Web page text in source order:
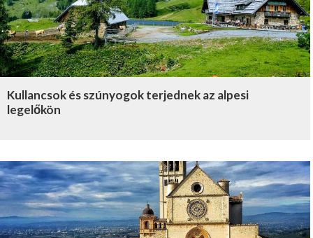
Kullancsok és szúnyogok terjednek az alpesi
legelőkön